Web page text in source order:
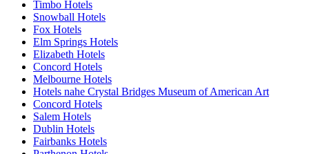
Timbo Hotels
Snowball Hotels
Fox Hotels
Elm Springs Hotels
Elizabeth Hotels
Concord Hotels
Melbourne Hotels
Hotels nahe Crystal Bridges Museum of American Art
Concord Hotels
Salem Hotels
Dublin Hotels
Fairbanks Hotels